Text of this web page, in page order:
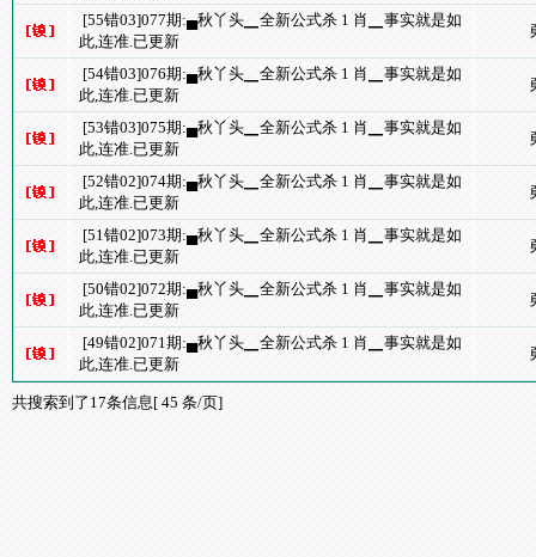
[55错03]077期:▄秋丫头▁全新公式杀 1 肖▁事实就是如
此,连准.已更新
[54错03]076期:▄秋丫头▁全新公式杀 1 肖▁事实就是如
此,连准.已更新
[53错03]075期:▄秋丫头▁全新公式杀 1 肖▁事实就是如
此,连准.已更新
[52错02]074期:▄秋丫头▁全新公式杀 1 肖▁事实就是如
此,连准.已更新
[51错02]073期:▄秋丫头▁全新公式杀 1 肖▁事实就是如
此,连准.已更新
[50错02]072期:▄秋丫头▁全新公式杀 1 肖▁事实就是如
此,连准.已更新
[49错02]071期:▄秋丫头▁全新公式杀 1 肖▁事实就是如
此,连准.已更新
共搜索到了17条信息[ 45 条/页]